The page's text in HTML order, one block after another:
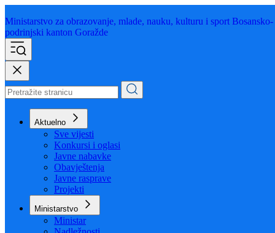
Ministarstvo za obrazovanje,
podrinjski kanton Goražde
Aktuelno
Sve vijesti
Konkursi i oglasi
Javne nabavke
Obavještenja
Javne rasprave
Projekti